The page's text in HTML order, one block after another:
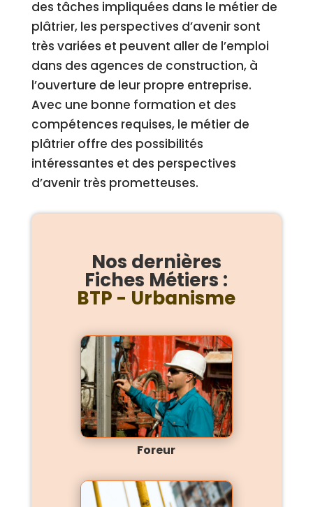
des tâches impliquées dans le métier de
plâtrier, les perspectives d’avenir sont
très variées et peuvent aller de l’emploi
dans des agences de construction, à
l’ouverture de leur propre entreprise.
Avec une bonne formation et des
compétences requises, le métier de
plâtrier offre des possibilités
intéressantes et des perspectives
d’avenir très prometteuses.
Nos dernières
Fiches Métiers :
BTP - Urbanisme
Foreur